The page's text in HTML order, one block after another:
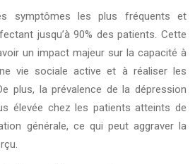
symptômes les plus fréquents et
jusqu’à 90% des patients. Cette
un impact majeur sur la capacité à
vie sociale active et à réaliser les
plus, la prévalence de la dépression
élevée chez les patients atteints de
générale, ce qui peut aggraver la